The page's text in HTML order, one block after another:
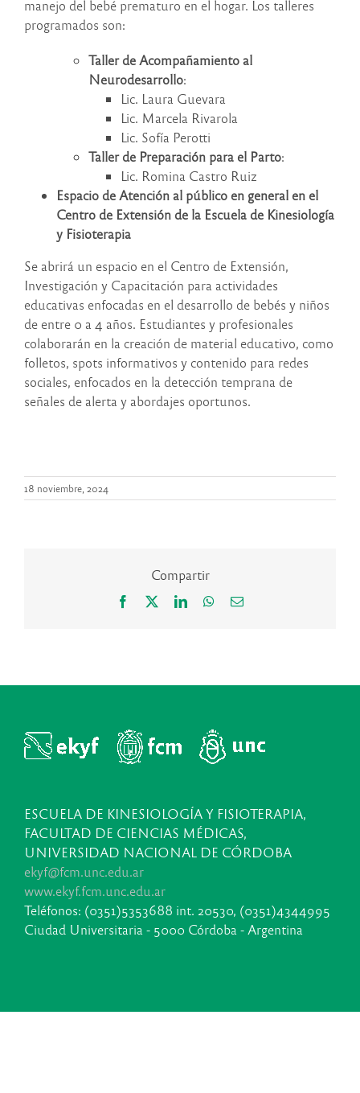
manejo del bebé prematuro en el hogar. Los talleres
programados son:
Taller de Acompañamiento al
Neurodesarrollo:
Lic. Laura Guevara
Lic. Marcela Rivarola
Lic. Sofía Perotti
Taller de Preparación para el Parto:
Lic. Romina Castro Ruiz
Espacio de Atención al público en general en el
Centro de Extensión de la Escuela de Kinesiología
y Fisioterapia
Se abrirá un espacio en el Centro de Extensión,
Investigación y Capacitación para actividades
educativas enfocadas en el desarrollo de bebés y niños
de entre 0 a 4 años. Estudiantes y profesionales
colaborarán en la creación de material educativo, como
folletos, spots informativos y contenido para redes
sociales, enfocados en la detección temprana de
señales de alerta y abordajes oportunos.
18 noviembre, 2024
Compartir
Facebook LinkedInWhatsApp
Correo
ESCUELA DE KINESIOLOGÍA Y FISIOTERAPIA,
FACULTAD DE CIENCIAS MÉDICAS,
UNIVERSIDAD NACIONAL DE CÓRDOBA
ekyf@fcm.unc.edu.ar
www.ekyf.fcm.unc.edu.ar
Teléfonos: (0351)5353688 int. 20530, (0351)4344995
Ciudad Universitaria - 5000 Córdoba - Argentina